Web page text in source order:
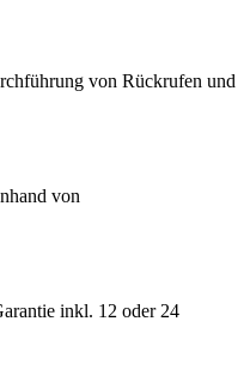
von Rückrufen und
von
inkl. 12 oder 24